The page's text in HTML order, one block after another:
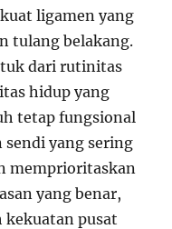
ligamen yang
tulang belakang.
dari rutinitas
hidup yang
tetap fungsional
yang sering
memprioritaskan
yang benar,
kekuatan pusat